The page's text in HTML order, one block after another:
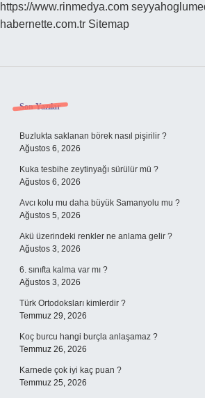
https://www.rinmedya.com
habernette.com.tr Sitemap
Sidebar
Son Yazılar
Buzlukta saklanan börek nasıl pişirilir ?
Ağustos 6, 2026
Kuka tesbihe zeytinyağı sürülür mü ?
Ağustos 6, 2026
Avcı kolu mu daha büyük Samanyolu mu ?
Ağustos 5, 2026
Akü üzerindeki renkler ne anlama gelir ?
Ağustos 3, 2026
6. sınıfta kalma var mı ?
Ağustos 3, 2026
Türk Ortodoksları kimlerdir ?
Temmuz 29, 2026
Koç burcu hangi burçla anlaşamaz ?
Temmuz 26, 2026
Karnede çok iyi kaç puan ?
Temmuz 25, 2026